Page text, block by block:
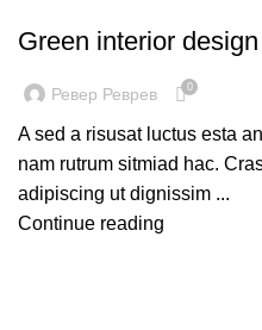
Green interior
Ревер Реврев 0
A sed a risusat luctus esta
nam rutrum sitmiad hac.
adipiscing ut dignissim ...
Continue reading